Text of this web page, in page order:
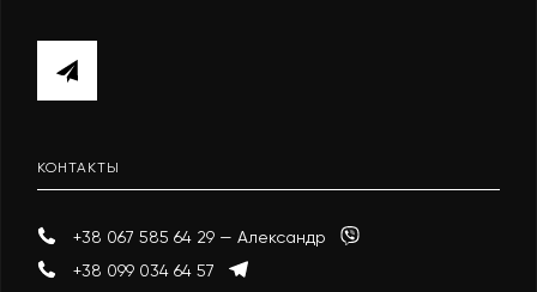
КОНТАКТЫ
+38 067 585 64 29 — Александр
+38 099 034 64 57